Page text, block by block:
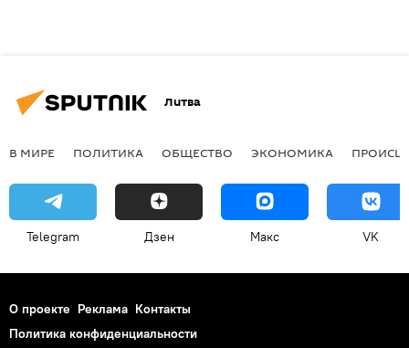
Литва
В МИРЕ ПОЛИТИКА ОБЩЕСТВО ЭКОНОМИКА
Telegram Дзен Макс VK
О проекте Реклама Контакты
Политика конфиденциальности